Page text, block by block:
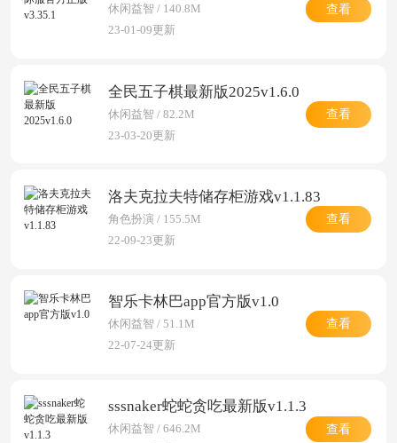
休闲益智 / 140.8M
23-01-09更新
查看
全民五子棋最新版2025v1.6.0
休闲益智 / 82.2M
23-03-20更新
查看
洛夫克拉夫特储存柜游戏v1.1.83
角色扮演 / 155.5M
22-09-23更新
查看
智乐卡林巴app官方版v1.0
休闲益智 / 51.1M
22-07-24更新
查看
sssnaker蛇蛇贪吃最新版v1.1.3
休闲益智 / 646.2M
查看